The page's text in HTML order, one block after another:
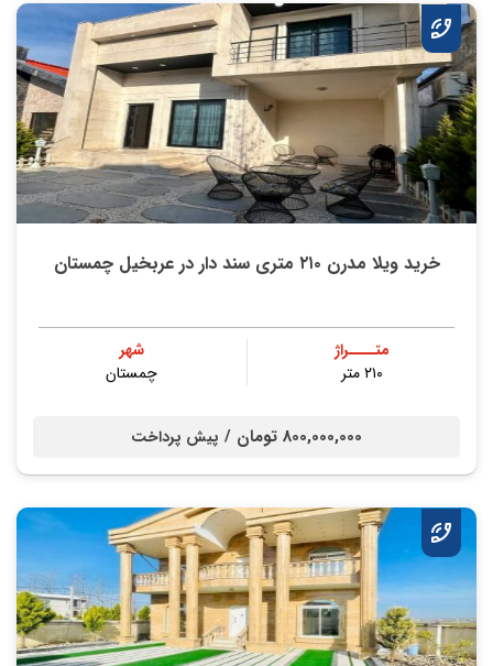
خرید ویلا مدرن ۲۱۰ متری سند دار در عربخیل چمستان
متــــراژ
۲۱۰ متر
شهر
چمستان
800,000,000 تومان / پیش پرداخت